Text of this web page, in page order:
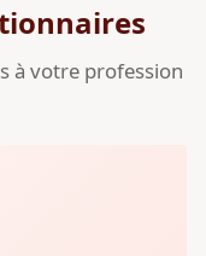
à votre profession